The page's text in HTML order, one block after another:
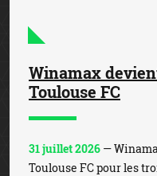
Winamax
Toulouse FC
31 juillet 2026 —
Toulouse FC pour les